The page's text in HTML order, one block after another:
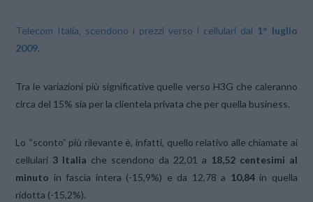
Telecom Italia, scendono i prezzi verso i cellulari dal 1° luglio
2009.
Tra le variazioni più significative quelle verso H3G che caleranno
circa del 15% sia per la clientela privata che per quella business.
Lo “sconto” più rilevante è, infatti, quello relativo alle chiamate ai
cellulari 3 Italia che scendono da 22,01 a 18,52 centesimi al
minuto in fascia intera (-15,9%) e da 12,78 a 10,84 in quella
ridotta (-15,2%).